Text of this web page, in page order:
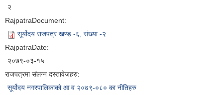
२
RajpatraDocument:
सूर्योदय राजपत्र खण्ड -६, संख्या -२
RajpatraDate:
२०७९-०३-१५
राजपत्रमा संलग्न दस्तावेजहरु:
सूर्योदय नगरपालिकाको आ व २०७९-०८० का नीतिहरु